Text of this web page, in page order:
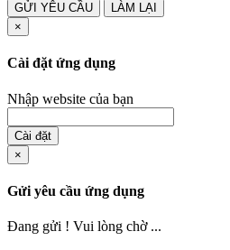
GỬI YÊU CẦU
×
Cài đặt ứng dụng
Nhập website của bạn
Cài đặt
×
Gửi yêu cầu ứng dụng
Đang gửi ! Vui lòng chờ ...